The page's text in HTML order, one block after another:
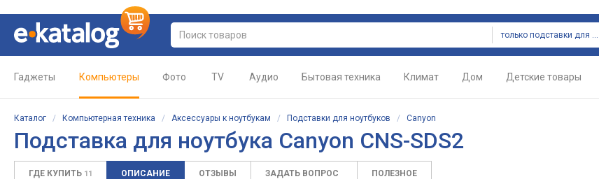
только подставки для ноутбуков
Гаджеты Компьютеры Фото TV Аудио Бытовая техника Климат Дом Детские товары
Каталог / Компьютерная техника / Аксессуары к ноутбукам / Подставки для ноутбуков / Canyon
Подставка для ноутбука Canyon CNS-SDS2
ГДЕ КУПИТЬ 11 ОПИСАНИЕ ОТЗЫВЫ ЗАДАТЬ ВОПРОС ПОЛЕЗНОЕ